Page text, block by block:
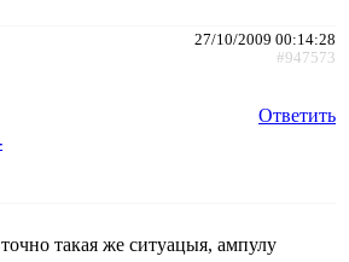
27/10/2009 00:14:28
#947573
Ответить
такая же ситуацыя, ампулу